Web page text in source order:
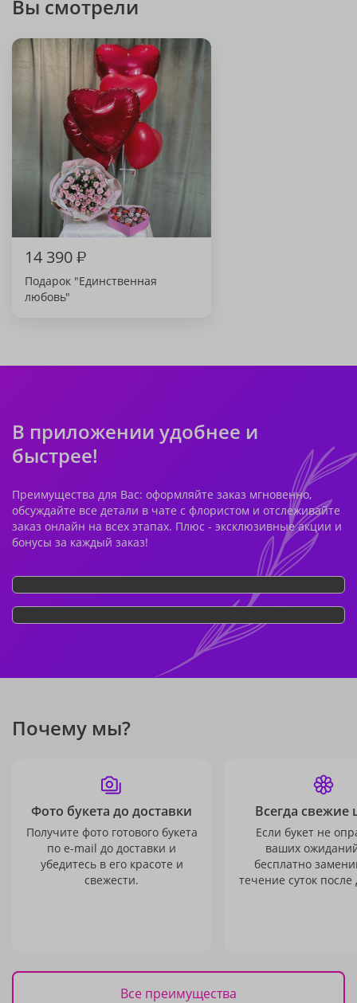
Вы смотрели
14 390₽
Подарок "Единственная
любовь"
В приложении удобнее и
быстрее!
Преимущества для Вас: оформляйте заказ мгновенно,
обсуждайте все детали в чате с флористом и отслеживайте
заказ онлайн на всех этапах. Плюс - эксклюзивные акции и
бонусы за каждый заказ!
Почему мы?
Фото букета до доставки
Получите фото готового букета
по e-mail до доставки и
убедитесь в его красоте и
свежести.
Всегда свежие
Если букет не
ваших
бесплатно
течение суток после
Все преимущества